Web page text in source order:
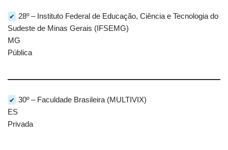
✔ 28º – Instituto Federal de Educação, Ciência e Tecnologia do
Sudeste de Minas Gerais (IFSEMG)
MG
Pública
✔ 30º – Faculdade Brasileira (MULTIVIX)
ES
Privada